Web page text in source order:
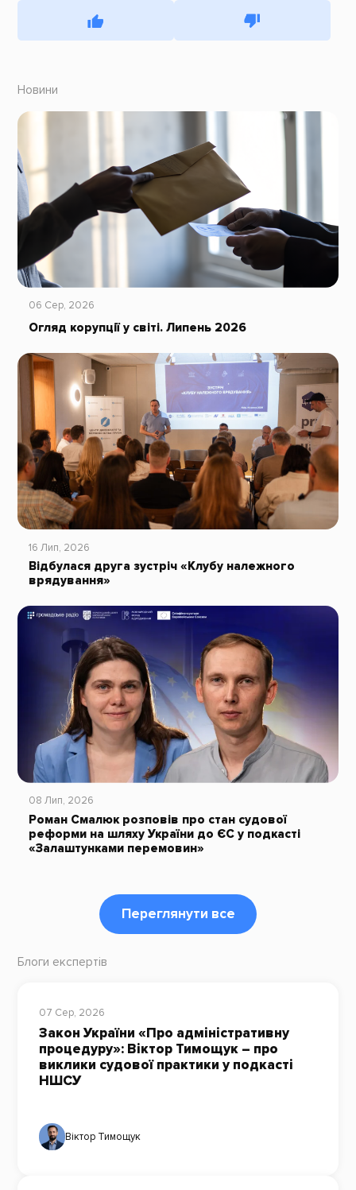
Новини
06 Сер, 2026
Огляд корупції у світі. Липень 2026
16 Лип, 2026
Відбулася друга зустріч «Клубу належного
врядування»
08 Лип, 2026
Роман Смалюк розповів про стан судової
реформи на шляху України до ЄС у подкасті
«Залаштунками перемовин»
Переглянути все
Блоги експертів
07 Сер, 2026
Закон України «Про адміністративну
процедуру»: Віктор Тимощук – про
виклики судової практики у подкасті
НШСУ
Віктор Тимощук